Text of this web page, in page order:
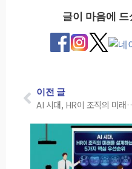
글이 마음에 드
이전 글
AI 시대, HR이 조직